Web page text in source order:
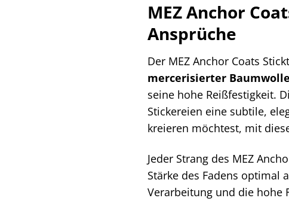
MEZ Anchor
Ansprüche
Der MEZ Anchor Coats
mercerisierter Baumwolle
seine hohe Reißfestigkeit.
Stickereien eine subtile,
kreieren möchtest, mit
Jeder Strang des MEZ
Stärke des Fadens optimal
Verarbeitung und die hohe